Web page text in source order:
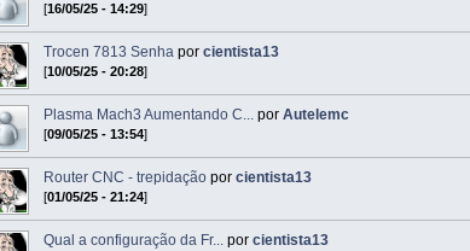
[16/05/25 - 14:29]
Trocen 7813 Senha porcientista13
[10/05/25 - 20:28]
Plasma Mach3 Aumentando C... porAutelemc
[09/05/25 - 13:54]
Router CNC - trepidaçãoporcientista13
[01/05/25 - 21:24]
Qual a configuração da Fr... porcientista13